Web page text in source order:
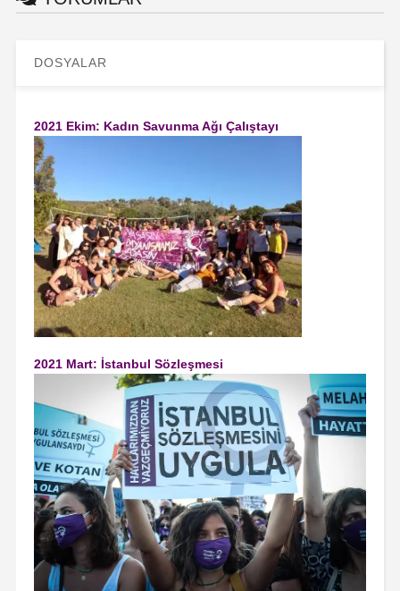
DOSYALAR
2021 Ekim: Kadın Savunma Ağı Çalıştayı
2021 Mart: İstanbul Sözleşmesi